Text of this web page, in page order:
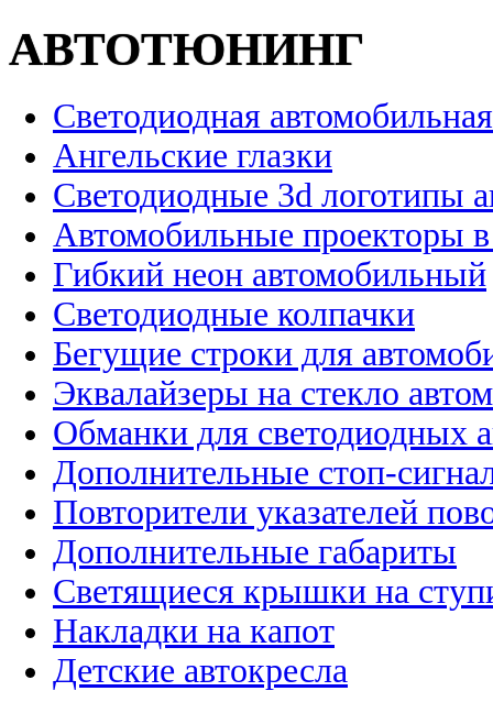
АВТОТЮНИНГ
Светодиодная
Ангельские глазки
Светодиодные 3d логотипы
Автомобильные проекторы
Гибкий неон автомобильный
Светодиодные колпачки
Бегущие строки для
Эквалайзеры на стекло
Обманки для светодиодных
Дополнительные стоп-
Повторители указателей
Дополнительные габариты
Светящиеся крышки на
Накладки на капот
Детские автокресла